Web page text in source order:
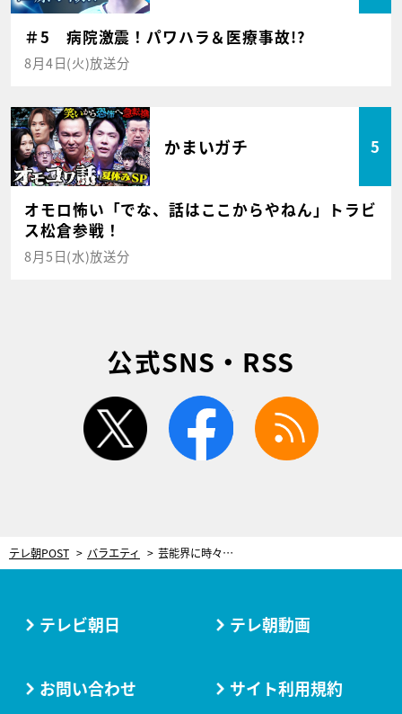
＃5 病院激震！パワハラ＆医療事故!?
8月4日(火)放送分
かまいガチ 5
オモロ怖い「でな、話はここからやねん」トラビ
ス松倉参戦！
8月5日(水)放送分
公式SNS・RSS
twitter facebook
テレ朝POST バラエティ 芸能界に時々ある「（仮）バラシ」とは？ その実際の映像を隠し撮りで紹介！
テレビ朝日 テレ朝動画
お問い合わせ サイト利用規約